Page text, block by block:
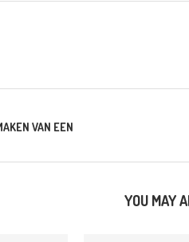
VAN EEN
YOU MAY